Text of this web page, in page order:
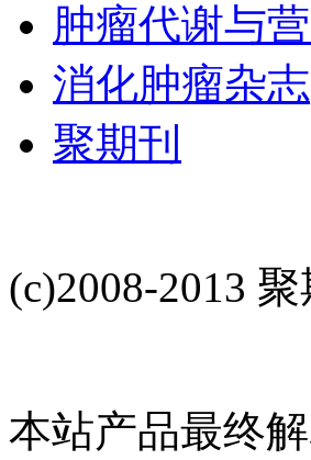
肿瘤代谢与
消化肿瘤杂
聚期刊
(c)2008-2013
本站产品最终